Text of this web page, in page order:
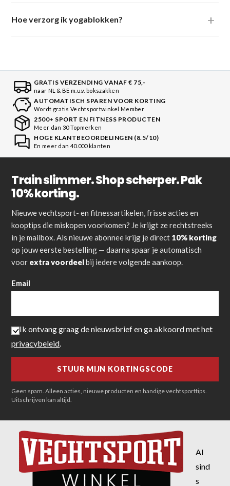
Hoe verzorg ik yogablokken?
GRATIS VERZENDING VANAF € 75,-
naar NL & BE m.u.v. bokszakken
AUTOMATISCH SPAREN VOOR KORTING
Wordt gratis Vechtsportwinkel Member
2500+ SPORT EN FITNESS PRODUCTEN
Meer dan 30 Topmerken
HOGE KLANTBEOORDELINGEN (8.5/10)
En meer dan 40.000 klanten
Train slimmer. Shop scherper. Pak
10% korting.
Nieuwe vechtsport- en fitnessartikelen, frisse acties en
kooptips die miskopen voorkomen? Je krijgt ze rechtstreeks
in je mailbox. Als nieuwe abonnee krijg je direct 10% korting
op jouw eerste bestelling — daarna spaar je automatisch
voor extra voordeelbij iedere volgende aankoop.
Email
Ik ontvang graag de nieuwsbrief en ga akkoord met het
privacybeleid.
Geen spam. Alleen acties, nieuwe producten en handige vechtsporttips.
Uitschrijven kan altijd.
Al
sind
s